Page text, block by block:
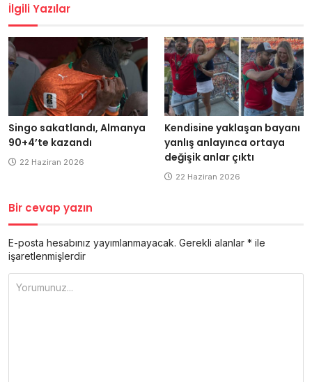
İlgili Yazılar
Singo sakatlandı, Almanya
90+4’te kazandı
22 Haziran 2026
Kendisine yaklaşan bayanı
yanlış anlayınca ortaya
değişik anlar çıktı
22 Haziran 2026
Bir cevap yazın
E-posta hesabınız yayımlanmayacak. Gerekli alanlar * ile
işaretlenmişlerdir